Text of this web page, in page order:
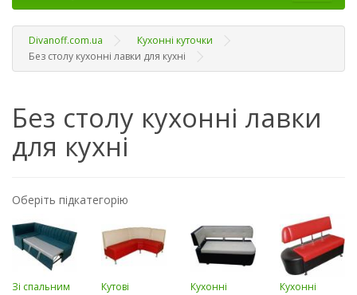
Divanoff.com.ua
Кухонні куточки
Без столу кухонні лавки для кухні
Без столу кухонні лавки
для кухні
Оберіть підкатегорію
Зі спальним
Кутові
Кухонні
Кухонні